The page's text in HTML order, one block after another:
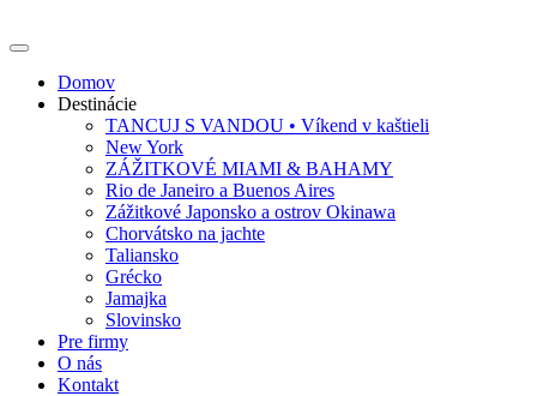
Domov
Destinácie
TANCUJ S VANDOU • Víkend v kaštieli
New York
ZÁŽITKOVÉ MIAMI & BAHAMY
Rio de Janeiro a Buenos Aires
Zážitkové Japonsko a ostrov Okinawa
Chorvátsko na jachte
Taliansko
Grécko
Jamajka
Slovinsko
Pre firmy
O nás
Kontakt